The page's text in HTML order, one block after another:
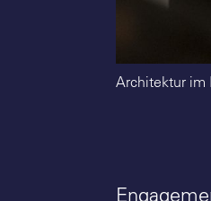
Architektur im